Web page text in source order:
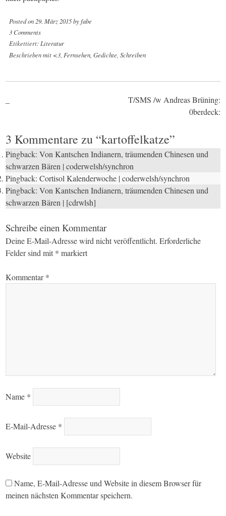
Posted on 29. März 2015byfabe
3 Comments
Etikettiert: Literatur
Beschrieben mit <3, Fernsehen, Gedichte Schreiben
Post
T/SMS /w Andreas Brüning:
0berdeck:
3 Kommentare zu “kartoffelkatze”
Pingback:Von Kantschen Indianern, träumenden Chinesen und
schwarzen Bären | coderwelsh/synchron
Pingback:Cortisol Kalenderwoche | coderwelsh/synchron
Pingback:Von Kantschen Indianern, träumenden Chinesen und
schwarzen Bären | [cdrwlsh]
Schreibe einen Kommentar
Deine E-Mail-Adresse wird nicht veröffentlicht. Erforderliche
Felder sind mit * markiert
Kommentar*
Name *
E-Mail-Adresse *
Website
Name, E-Mail-Adresse und Website in diesem Browser für
meinen nächsten Kommentar speichern.